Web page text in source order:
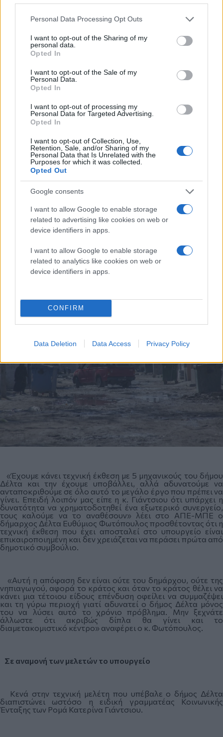
Please note that this website/app uses one or more Google
not limited to your visit or usage behaviour. You may click to
grant or deny consent to Google and its third-party tags to
use your data for below specified purposes in below Google
consent section.
Personal Data Processing Opt Outs
I want to opt-out of the Sharing of my
personal data.
Opted In
I want to opt-out of the Sale of my
Personal Data.
Opted In
I want to opt-out of processing my
Personal Data for Targeted Advertising.
Opted In
I want to opt-out of Collection, Use,
Retention, Sale, and/or Sharing of my
Personal Data that Is Unrelated with the
Purposes for which it was collected.
Opted Out
Google consents
I want to allow Google to enable storage
related to advertising like cookies on web or
device identifiers in apps.
I want to allow Google to enable storage
related to analytics like cookies on web or
device identifiers in apps.
CONFIRM
Data Deletion Data Access Privacy Policy
Νομαρχία στους ρομά, αλλά ανήκει πλέον στον δήμο Δέλτα.
πληρωμή των λογαριασμών του νερού. Εκεί έχουν
Δέλτα. Το 2016 επίσης έγιναν παρεμβάσεις για την ενίσχυση
της υδροδότησης της περιοχής, στο πλαίσιο και πάλι της
εταιρικής κοινωνικής ευθύνης. Σύμφωνα, μάλιστα, με την
ΕΥΑΘ, ατομικά υδρόμετρα θα ήταν ίσως αδύνατον να μπουν
τίτλοι ιδιοκτησίας (πολεοδομικές άδειες κ.λπ.).
Κρατική μέριμνα για βελτίωση των συνθηκών
Στο πλαίσιο του προγράμματος «Ένταξη και Ενδυνάμωση
των Ρομά» που συγχρηματοδοτείται από πόρους του
Ευρωπαϊκού Οικονομικού Χώρου (ΕΟΧ) και από το
Πρόγραμμα Δημοσίων Επενδύσεων, το υπουργείο
Εργασίας, Κοινωνικής Ασφάλισης και Κοινωνικής
Αλληλεγγύης, ανακοίνωσε ότι θα παρέχει τους πόρους για
τις μελέτες και τα έργα που απαιτούνται στον οικισμό.
Ήδη, η ειδική γραμματέας Κοινωνικής Ένταξης Ρομά
Κατερίνα Γιάντσου, έχει επισκεφθεί την περιοχή και
ενημέρωσε όλους τους εμπλεκόμενους φορείς ότι το
υπουργείο Εργασίας, Πρόνοιας και Κοινωνικών
Ασφαλίσεων θα χρηματοδοτήσει τα έργα που θα
περιγράφονται σε τεχνική έκθεση που θα υποβάλλει ο
δήμος Δέλτα.
«Έχουμε κάνει τεχνική έκθεση με 5 μηχανικούς του δήμου
Δέλτα και την έχουμε υποβάλλει, αλλά αδυνατούμε να
ανταποκριθούμε σε όλο αυτό το μεγάλο έργο που πρέπει να
γίνει. Επειδή λοιπόν μας είπε η κ. Γιάντσιου ότι υπάρχει η
δυνατότητα να χρηματοδοτηθεί ένα εξωτερικό συνεργείο,
τους καλούμε να το αναθέσουν» λέει στο ΑΠΕ-ΜΠΕ ο
δήμαρχος Δέλτα Ευθύμιος Φωτόπουλος προσθέτοντας ότι η
τεχνική έκθεση που έχει αποσταλεί στο υπουργείο είναι
επικαιροποιημένη και δεν χρειάζεται να περάσει πρώτα από
δημοτικό συμβούλιο.
«Αυτή η απόφαση δεν είναι ούτε του δημάρχου, ούτε της
νηπιαγωγού, αφορά το κράτος και όταν το κράτος θέλει να
κάνει μια τέτοιου είδους επένδυση οφείλει να συμμαζέψει
και τη γύρω περιοχή γιατί αδυνατεί ο δήμος Δέλτα μόνος
του να λύσει αυτό το χρόνιο πρόβλημα. Μην ξεχνάτε
άλλωστε ότι ακριβώς δίπλα θα γίνει και το
διαμετακομιστικό κέντρο» αναφέρει ο κ. Φωτόπουλος.
Σε αναμονή των μελετών το υπουργείο
Κενά στην τεχνική μελέτη που υπέβαλε ο δήμος Δέλτα
διαπιστώνει ωστόσο η ειδική γραμματέας Κοινωνικής
Ένταξης των Ρομά Κατερίνα Γιάντσιου.